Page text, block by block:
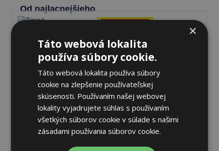
Od najlacnejšieho
Pirelli P ZERO WINTER 2
295/30 R19 100 V Zimné
A C 72 dB
Nie je skladom Sledovať naskladnenie
×
Táto webová lokalita
používa súbory cookie.
Táto webová lokalita používa súbory
cookie na zlepšenie používateľskej
skúsenosti. Používaním našej webovej
lokality vyjadrujete súhlas s používaním
všetkých súborov cookie v súlade s našimi
zásadami používania súborov cookie.